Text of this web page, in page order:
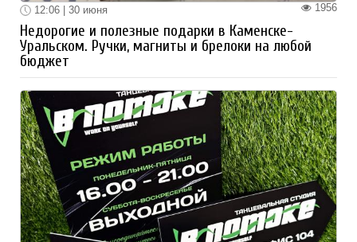
1956
12:06 | 30 июня
Недорогие и полезные подарки в Каменске-
Уральском. Ручки, магниты и брелоки на любой
бюджет